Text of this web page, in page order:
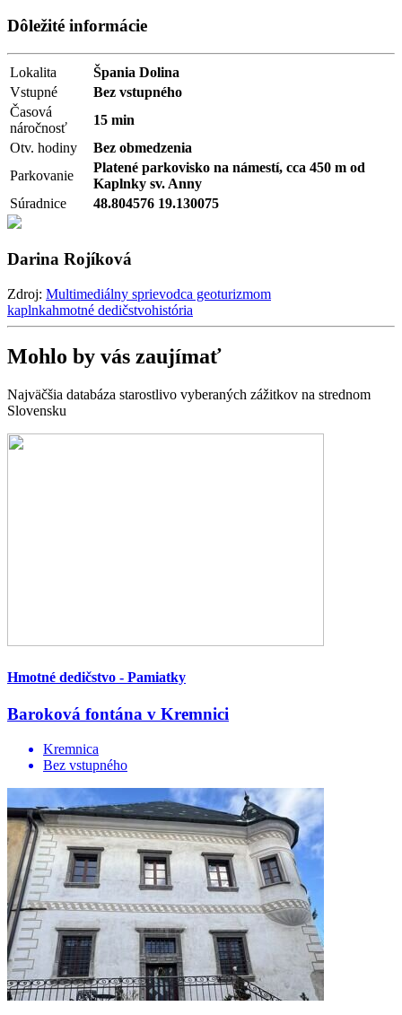
Dôležité informácie
Lokalita
Špania Dolina
Vstupné
Bez vstupného
Časová
náročnosť
15 min
Otv. hodiny
Bez obmedzenia
Parkovanie
Platené parkovisko na námestí, cca 450 m od
Kaplnky sv. Anny
Súradnice
48.804576 19.130075
Darina Rojíková
Zdroj: Multimediálny sprievodca geoturizmom
kaplnkahmotné dedičstvohistória
Mohlo by vás zaujímať
Najväčšia databáza starostlivo vyberaných zážitkov na strednom
Slovensku
Hmotné dedičstvo - Pamiatky
Baroková fontána v Kremnici
Kremnica
Bez vstupného